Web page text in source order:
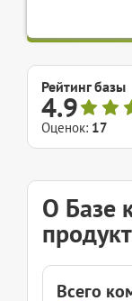
Рейтинг базы
4.9
Оценок: 17
О Базе
Всего